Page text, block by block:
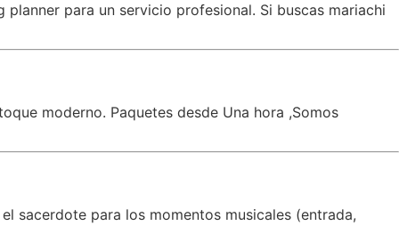
para un servicio profesional. Si buscas mariachi
moderno. Paquetes desde Una hora ,Somos
sacerdote para los momentos musicales (entrada,